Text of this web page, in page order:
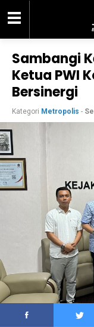
Sambangi
Ketua PWI
Bersinergi
Kategori Metropolis -